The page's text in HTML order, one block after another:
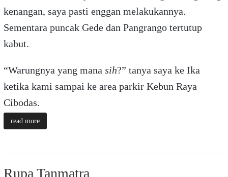
kenangan, saya pasti enggan melakukannya.
Sementara puncak Gede dan Pangrango tertutup
kabut.
“Warungnya yang mana sih?” tanya saya ke Ika
ketika kami sampai ke area parkir Kebun Raya
Cibodas.
read more
Rupa Tanmatra